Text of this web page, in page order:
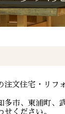
文住宅・リフ
市、東浦町、
ください。